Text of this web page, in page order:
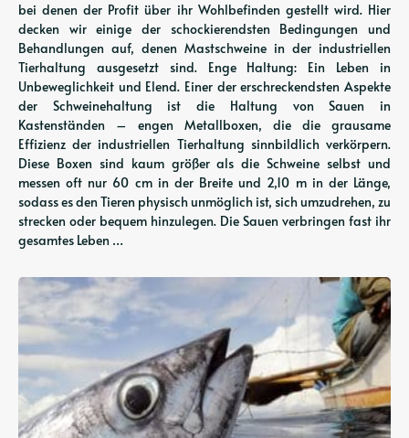
bei denen der Profit über ihr Wohlbefinden gestellt wird. Hier
decken wir einige der schockierendsten Bedingungen und
Behandlungen auf, denen Mastschweine in der industriellen
Tierhaltung ausgesetzt sind. Enge Haltung: Ein Leben in
Unbeweglichkeit und Elend. Einer der erschreckendsten Aspekte
der Schweinehaltung ist die Haltung von Sauen in
Kastenständen – engen Metallboxen, die die grausame
Effizienz der industriellen Tierhaltung sinnbildlich verkörpern.
Diese Boxen sind kaum größer als die Schweine selbst und
messen oft nur 60 cm in der Breite und 2,10 m in der Länge,
sodass es den Tieren physisch unmöglich ist, sich umzudrehen, zu
strecken oder bequem hinzulegen. Die Sauen verbringen fast ihr
gesamtes Leben …